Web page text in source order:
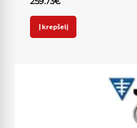
Į krepšelį